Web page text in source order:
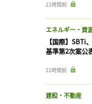
22時間前
エネルギー・資
【国際】SBTi
基準第2次案公
22時間前
建設・不動産